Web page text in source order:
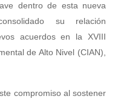
dentro de esta nueva
su relación
acuerdos en la XVIII
de Alto Nivel (CIAN),
compromiso al sostener